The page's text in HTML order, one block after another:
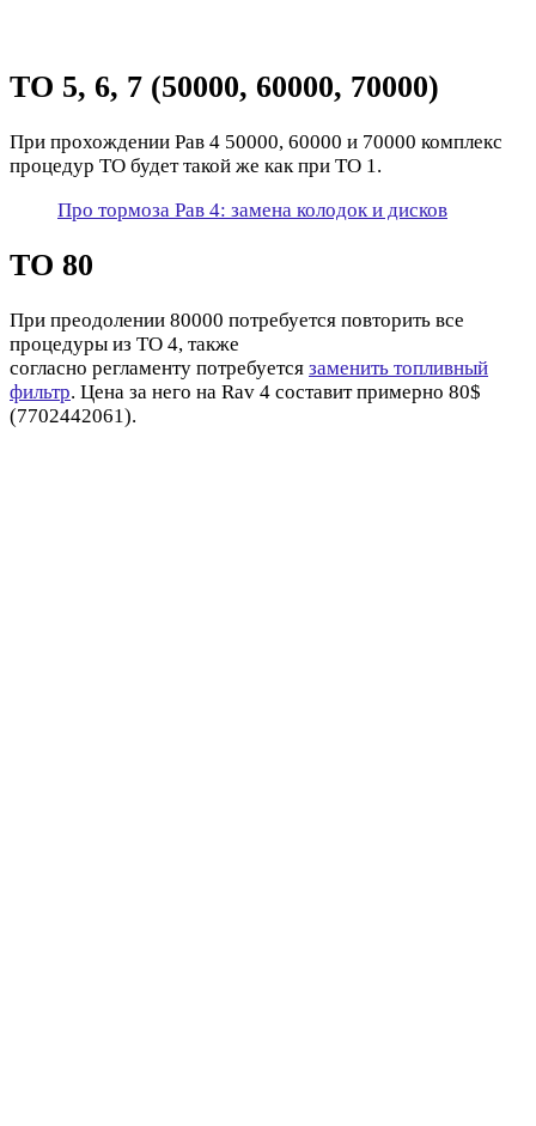
ТО 5, 6, 7 (50000, 60000, 70000)
При прохождении Рав 4 50000, 60000 и 70000 комплекс
процедур ТО будет такой же как при ТО 1.
Про тормоза Рав 4: замена колодок и дисков
ТО 80
При преодолении 80000 потребуется повторить все
процедуры из ТО 4, также
согласно регламенту потребуется заменить топливный
фильтр. Цена за него на Rav 4 составит примерно 80$
(7702442061).